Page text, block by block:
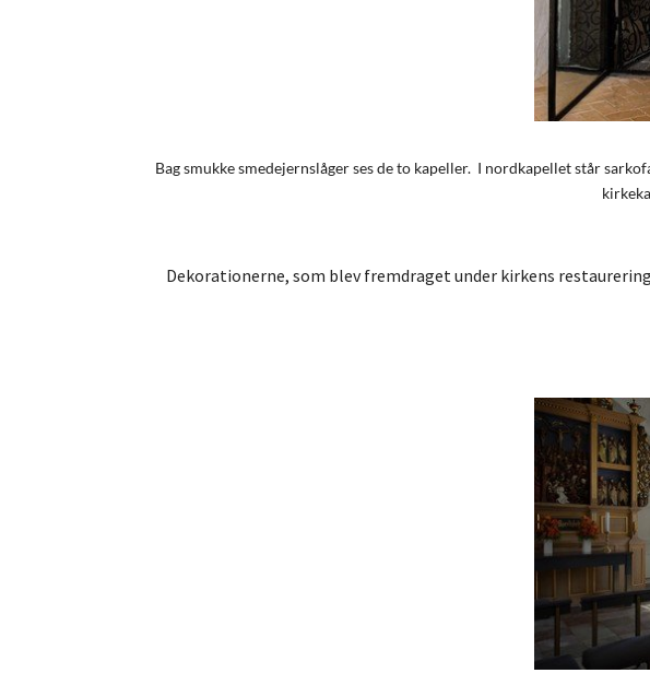
Bag smukke smedejernslåger ses de to kapeller. I nordkapellet står
Dekorationerne, som blev fremdraget under kirkens